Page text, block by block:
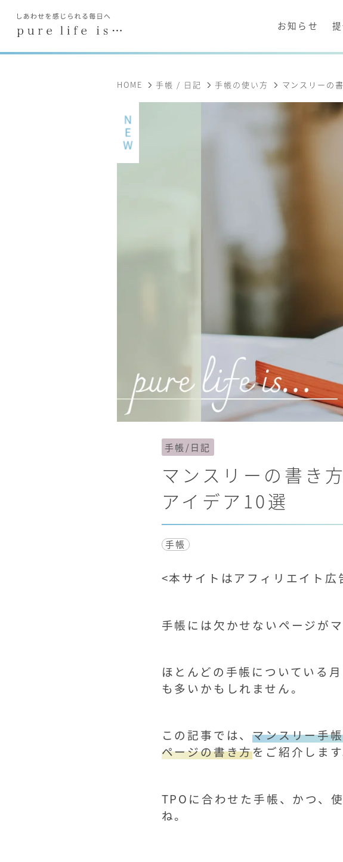
お知らせ
HOME 手帳 / 日記 手帳の使い方 マンスリーの
手帳/日記
マンスリーの書き
アイデア10選
手帳
<本サイトはアフィリエイト
手帳には欠かせないページが
ほとんどの手帳についている
も多いかもしれません。
この記事では、マンスリー手
ページの書き方をご紹介します
TPOに合わせた手帳、かつ、
ね。